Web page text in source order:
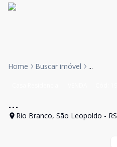
Home Buscar imóvel ...
...
Rio Branco, São Leopoldo - RS